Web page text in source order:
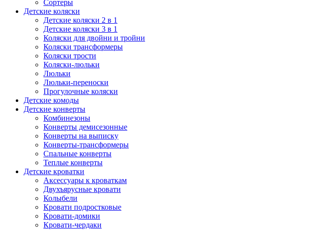
Сортеры
Детские коляски
Детские коляски 2 в 1
Детские коляски 3 в 1
Коляски для двойни и тройни
Коляски трансформеры
Коляски трости
Коляски-люльки
Люльки
Люльки-переноски
Прогулочные коляски
Детские комоды
Детские конверты
Комбинезоны
Конверты демисезонные
Конверты на выписку
Конверты-трансформеры
Спальные конверты
Теплые конверты
Детские кроватки
Аксессуары к кроваткам
Двухъярусные кровати
Колыбели
Кровати подростковые
Кровати-домики
Кровати-чердаки